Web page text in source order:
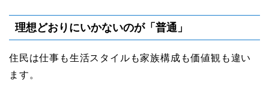
理想どおりにいかないのが「普通」
住民は仕事も生活スタイルも家族構成も価値観も違い
ます。